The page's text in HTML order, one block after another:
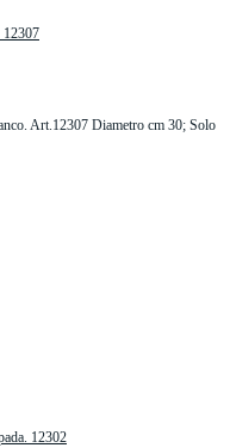
Art.12307 Diametro cm 30; Solo
12302